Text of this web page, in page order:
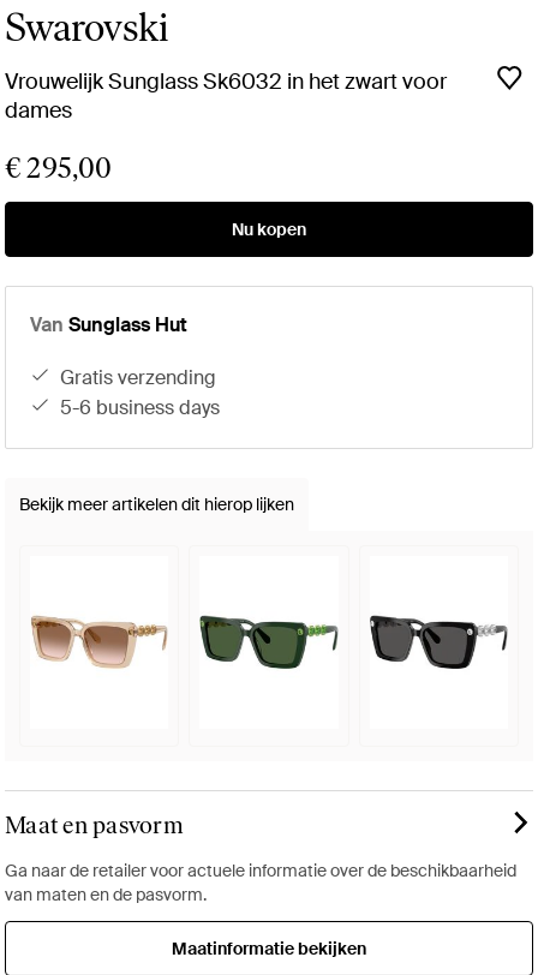
Swarovski
Vrouwelijk Sunglass Sk6032 in het zwart voor
dames
€ 295,00
Nu kopen
Van Sunglass Hut
gratis verzending
5-6 business days
Bekijk meer artikelen dit hierop lijken
Maat en pasvorm
Ga naar de retailer voor actuele informatie over de beschikbaarheid
van maten en de pasvorm.
Maatinformatie bekijken